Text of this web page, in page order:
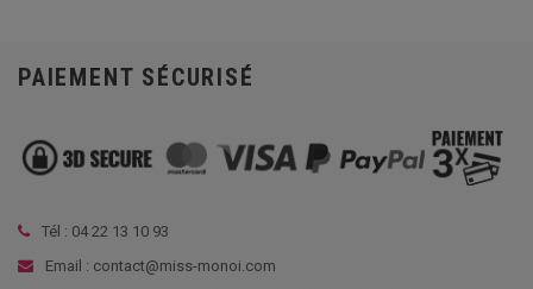
PAIEMENT SÉCURISÉ
Tél : 04 22 13 10 93
Email : contact@miss-monoi.com